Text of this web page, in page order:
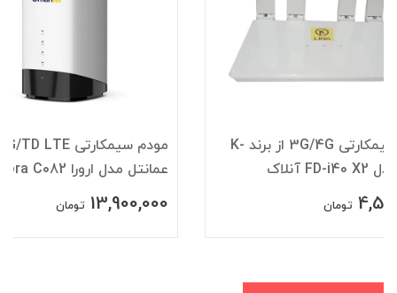
مودم سیمکارتی 4G/5G/TD LTE
عمانتل مدل ارورا Aurora C082
13,900,000
NZT77-UX400
7,500,000